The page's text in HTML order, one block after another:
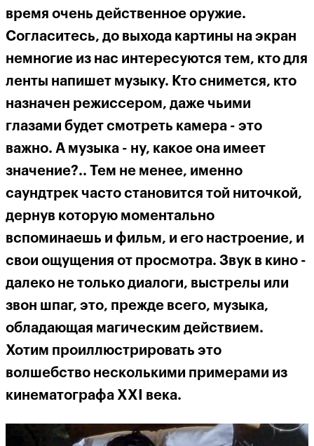
время очень действенное оружие.
Согласитесь, до выхода картины на экран
немногие из нас интересуются тем, кто для
ленты напишет музыку. Кто снимется, кто
назначен режиссером, даже чьими
глазами будет смотреть камера - это
важно. А музыка - ну, какое она имеет
значение?.. Тем не менее, именно
саундтрек часто становится той ниточкой,
дернув которую моментально
вспоминаешь и фильм, и его настроение, и
свои ощущения от просмотра. Звук в кино -
далеко не только диалоги, выстрелы или
звон шпаг, это, прежде всего, музыка,
обладающая магическим действием.
Хотим проиллюстрировать это
волшебство несколькими примерами из
кинематографа XXI века.